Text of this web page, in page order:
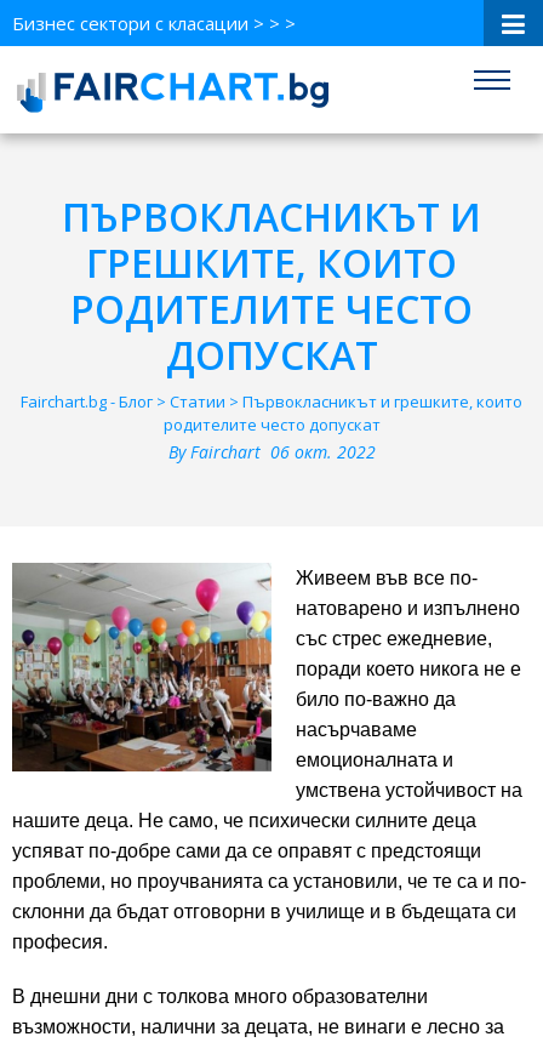
Бизнес сектори с класации > > >
ПЪРВОКЛАСНИКЪТ И
ГРЕШКИТЕ, КОИТО
РОДИТЕЛИТЕ ЧЕСТО
ДОПУСКАТ
Fairchart.bg - Блог > Статии > Първокласникът и грешките, които
родителите често допускат
ByFairchart 06 окт. 2022
Живеем във все по-
натоварено и изпълнено
със стрес ежедневие,
поради което никога не е
било по-важно да
насърчаваме
емоционалната и
умствена устойчивост на
нашите деца. Не само, че психически силните деца
успяват по-добре сами да се оправят с предстоящи
проблеми, но проучванията са установили, че те са и по-
склонни да бъдат отговорни в училище и в бъдещата си
професия.
В днешни дни с толкова много образователни
възможности, налични за децата, не винаги е лесно за